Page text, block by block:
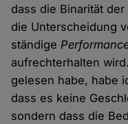
dass die Binarität
die Unterscheidung
ständige
aufrechterhalten
gelesen habe, habe
dass es keine
sondern dass die